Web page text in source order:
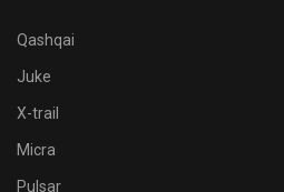
Qashqai
Juke
X-trail
Micra
Pulsar